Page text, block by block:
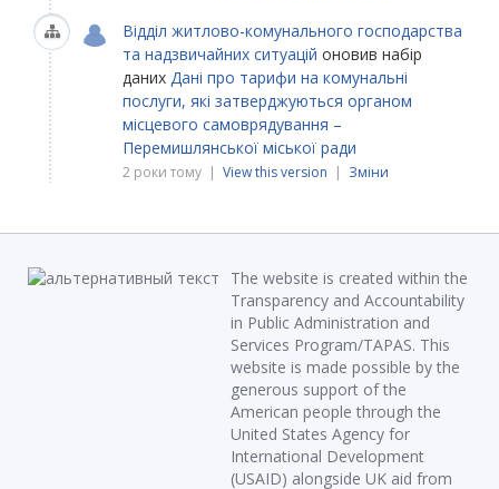
Відділ житлово-комунального господарства
та надзвичайних ситуацій оновив набір
даних Дані про тарифи на комунальні
послуги, які затверджуються органом
місцевого самоврядування –
Перемишлянської міської ради
2 роки тому | View this version | Зміни
The website is created within the
Transparency and Accountability
in Public Administration and
Services Program/TAPAS. This
website is made possible by the
generous support of the
American people through the
United States Agency for
International Development
(USAID) alongside UK aid from